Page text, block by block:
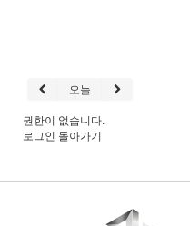
오늘
권한이 없습니다.
로그인 돌아가기